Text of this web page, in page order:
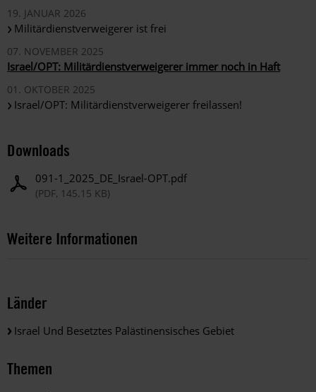
19. JANUAR 2026
Militärdienstverweigerer ist frei
07. NOVEMBER 2025
Israel/OPT: Militärdienstverweigerer immer noch in Haft
01. OKTOBER 2025
Israel/OPT: Militärdienstverweigerer freilassen!
Downloads
091-1_2025_DE_Israel-OPT.pdf
(PDF, 145.15 KB)
Weitere Informationen
Länder
Israel Und Besetztes Palästinensisches Gebiet
Themen